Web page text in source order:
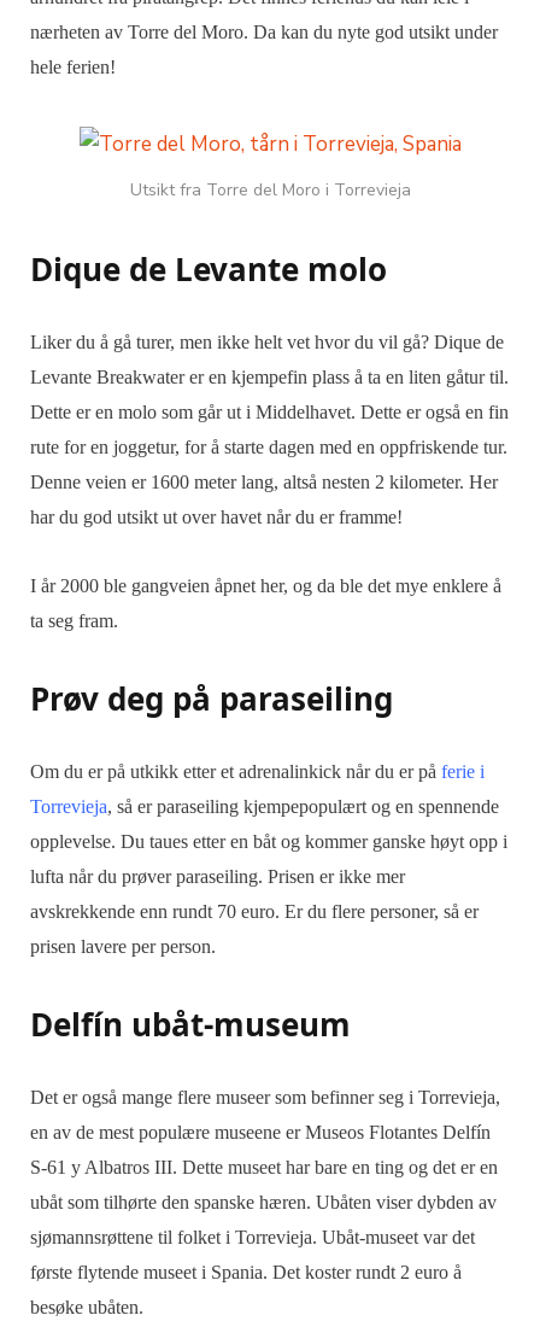
nærheten av Torre del Moro. Da kan du nyte god utsikt under
hele ferien!
Utsikt fra Torre del Moro i Torrevieja
Dique de Levante molo
Liker du å gå turer, men ikke helt vet hvor du vil gå? Dique de
Levante Breakwater er en kjempefin plass å ta en liten gåtur til.
Dette er en molo som går ut i Middelhavet. Dette er også en fin
rute for en joggetur, for å starte dagen med en oppfriskende tur.
Denne veien er 1600 meter lang, altså nesten 2 kilometer. Her
har du god utsikt ut over havet når du er framme!
I år 2000 ble gangveien åpnet her, og da ble det mye enklere å
ta seg fram.
Prøv deg på paraseiling
Om du er på utkikk etter et adrenalinkick når du er på ferie i
Torrevieja, så er paraseiling kjempepopulært og en spennende
opplevelse. Du taues etter en båt og kommer ganske høyt opp i
lufta når du prøver paraseiling. Prisen er ikke mer
avskrekkende enn rundt 70 euro. Er du flere personer, så er
prisen lavere per person.
Delfín ubåt-museum
Det er også mange flere museer som befinner seg i Torrevieja,
en av de mest populære museene er Museos Flotantes Delfín
S-61 y Albatros III. Dette museet har bare en ting og det er en
ubåt som tilhørte den spanske hæren. Ubåten viser dybden av
sjømannsrøttene til folket i Torrevieja. Ubåt-museet var det
første flytende museet i Spania. Det koster rundt 2 euro å
besøke ubåten.